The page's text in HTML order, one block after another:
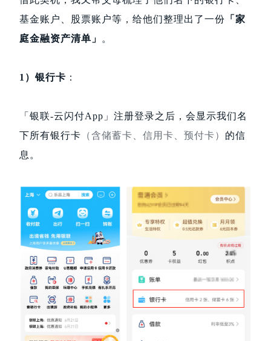
基金账户、股票账户等，给他们整理出了一份 「家
庭金融资产清单」
。
1）银行卡 ：
「银联-云闪付App」注册登录之后，会显示我们名
下所有银行卡 （含储蓄卡、信用卡、预付卡） 的信
息。